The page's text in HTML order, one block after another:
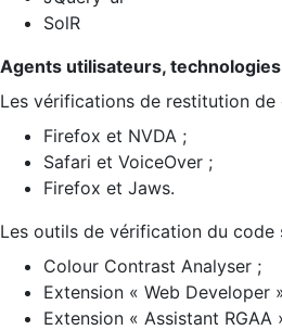
SolR
Agents utilisateurs,
Les vérifications de restitution
Firefox et NVDA ;
Safari et VoiceOver ;
Firefox et Jaws.
Les outils de vérification du
Colour Contrast Analyser ;
Extension « Web Developer
Extension « Assistant RGAA